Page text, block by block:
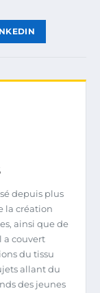
depuis plus
la création
ainsi que de
a couvert
du tissu
allant du
des jeunes